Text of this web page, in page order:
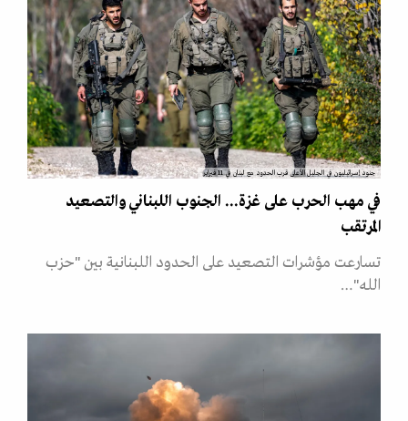
جنود إسرائيليون في الجليل الأعلى قرب الحدود مع لبنان في 11 فبراير
في مهب الحرب على غزة... الجنوب اللبناني والتصعيد
المرتقب
تسارعت مؤشرات التصعيد على الحدود اللبنانية بين "حزب
الله"…